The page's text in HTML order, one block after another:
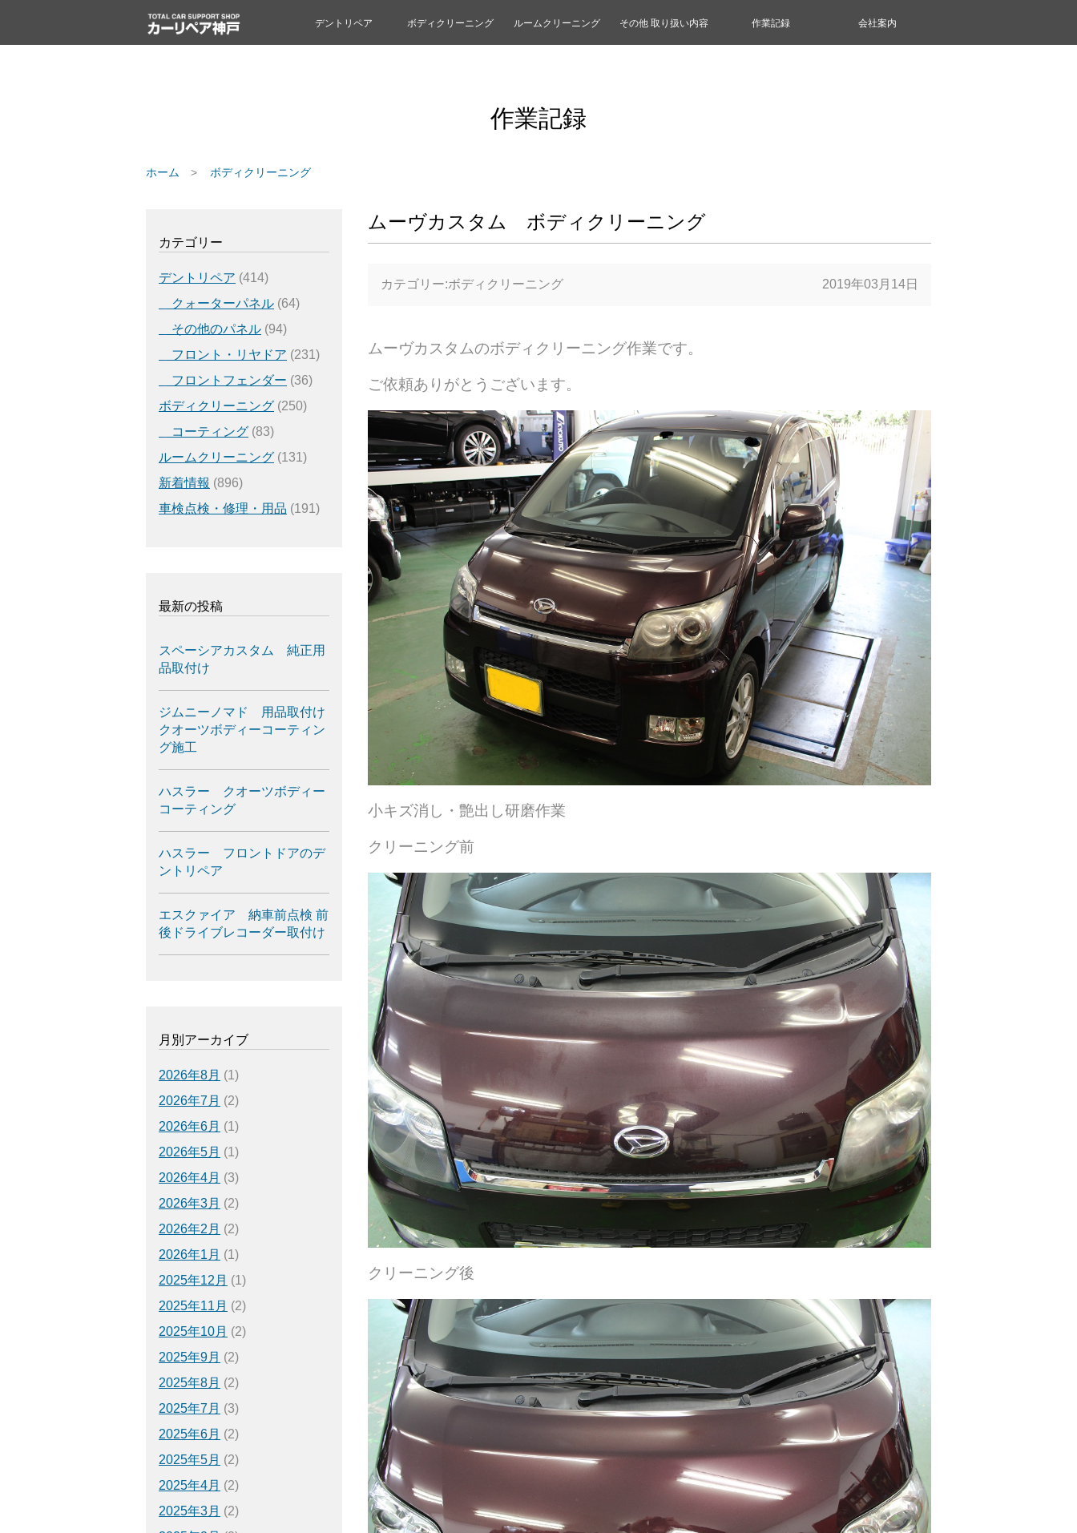
デントリペア ボディクリーニング ルームクリーニング その他 取り扱い内容 作業記録 会社案内
作業記録
ホーム ボディクリーニング
ムーヴカスタム ボディクリーニング
カテゴリー:ボディクリーニング 2019年03月14日
ムーヴカスタムのボディクリーニング作業です。
ご依頼ありがとうございます。
小キズ消し・艶出し研磨作業
クリーニング前
クリーニング後
カテゴリー
デントリペア (414)
クォーターパネル (64)
その他のパネル (94)
フロント・リヤドア (231)
フロントフェンダー (36)
ボディクリーニング (250)
コーティング (83)
ルームクリーニング (131)
新着情報 (896)
車検点検・修理・用品 (191)
最新の投稿
スペーシアカスタム 純正用
品取付け
ジムニーノマド 用品取付け
クオーツボディーコーティン
グ施工
ハスラー クオーツボディー
コーティング
ハスラー フロントドアのデ
ントリペア
エスクァイア 納車前点検 前
後ドライブレコーダー取付け
月別アーカイブ
2026年8月 (1)
2026年7月 (2)
2026年6月 (1)
2026年5月 (1)
2026年4月 (3)
2026年3月 (2)
2026年2月 (2)
2026年1月 (1)
2025年12月 (1)
2025年11月 (2)
2025年10月 (2)
2025年9月 (2)
2025年8月 (2)
2025年7月 (3)
2025年6月 (2)
2025年5月 (2)
2025年4月 (2)
2025年3月 (2)